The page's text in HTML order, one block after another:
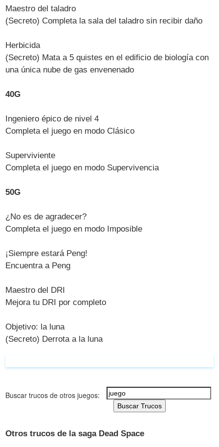
Maestro del taladro
(Secreto) Completa la sala del taladro sin recibir daño
Herbicida
(Secreto) Mata a 5 quistes en el edificio de biología con
una única nube de gas envenenado
40G
Ingeniero épico de nivel 4
Completa el juego en modo Clásico
Superviviente
Completa el juego en modo Supervivencia
50G
¿No es de agradecer?
Completa el juego en modo Imposible
¡Siempre estará Peng!
Encuentra a Peng
Maestro del DRI
Mejora tu DRI por completo
Objetivo: la luna
(Secreto) Derrota a la luna
Buscar trucos de otros juegos:
Buscar Trucos
Otros trucos de la saga Dead Space